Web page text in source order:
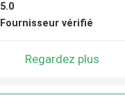
5.0
Fournisseur vérifié
Regardez plus